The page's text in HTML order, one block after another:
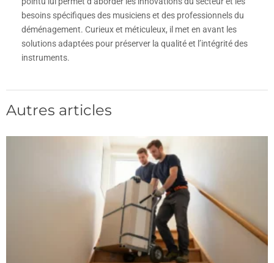
besoins spécifiques des musiciens et des professionnels du
déménagement. Curieux et méticuleux, il met en avant les
solutions adaptées pour préserver la qualité et l’intégrité des
instruments.
Autres articles